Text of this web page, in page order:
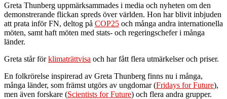
Greta Thunberg uppmärksammades i media och nyheten om den
demonstrerande flickan spreds över världen. Hon har blivit inbjuden
att prata inför FN, deltog på COP25 och många andra internationella
möten, samt haft möten med stats- och regeringschefer i många
länder.
Greta står förklimaträttvisa och har fått flera utmärkelser och priser.
En folkrörelse inspirerad av Greta Thunberg finns nu i många,
många länder, som främst utgörs av ungdomar (Fridays for Future),
men även forskare (Scientists for Future) och flera andra grupper.